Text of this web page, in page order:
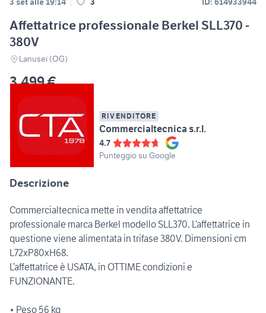
Affettatrice professionale Berkel SLL370 -
380V
Lanusei (OG)
3.499 €
RIVENDITORE
Commercialtecnica s.r.l.
4.7
Punteggio su Google
Descrizione
Commercialtecnica mette in vendita affettatrice
professionale marca Berkel modello SLL370. L’affettatrice in
questione viene alimentata in trifase 380V. Dimensioni cm
L72xP80xH68.
L’affettatrice è USATA, in OTTIME condizioni e
FUNZIONANTE.
• Peso 56 kg